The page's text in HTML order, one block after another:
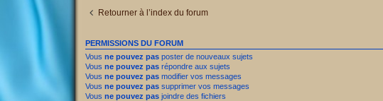
Retourner à l’index du forum
PERMISSIONS DU FORUM
Vous ne pouvez pas poster de nouveaux sujets
Vous ne pouvez pas répondre aux sujets
Vous ne pouvez pas modifier vos messages
Vous ne pouvez pas supprimer vos messages
Vous ne pouvez pas joindre des fichiers